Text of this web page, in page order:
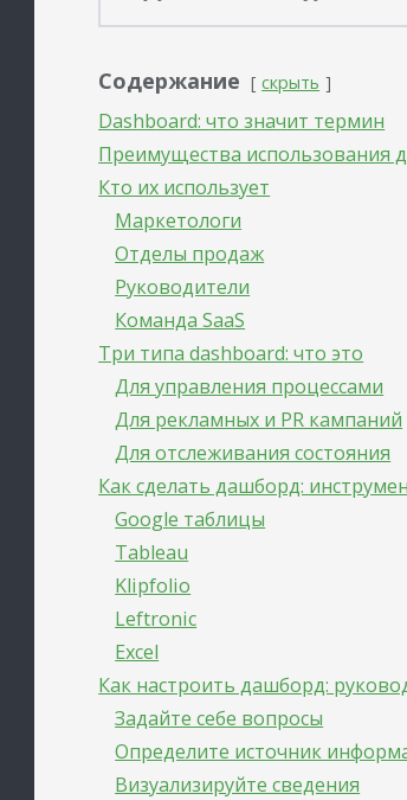
Содержание скрыть
Dashboard: что значит термин
Преимущества использования
Кто их использует
Маркетологи
Отделы продаж
Руководители
Команда SaaS
Три типа dashboard: что это
Для управления процессами
Для рекламных и PR кампаний
Для отслеживания состояния
Как сделать дашборд:
Google таблицы
Tableau
Klipfolio
Leftronic
Excel
Как настроить дашборд:
Задайте себе вопросы
Определите источник
Визуализируйте сведения